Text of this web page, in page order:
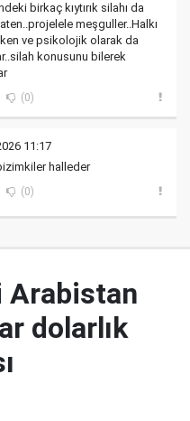
birkaç kıytırık silahı da
meşguller..Halkı
ve psikolojik olarak da
konusunu bilerek
(0)
11:17
halleder
(0)
Arabistan
dolarlık